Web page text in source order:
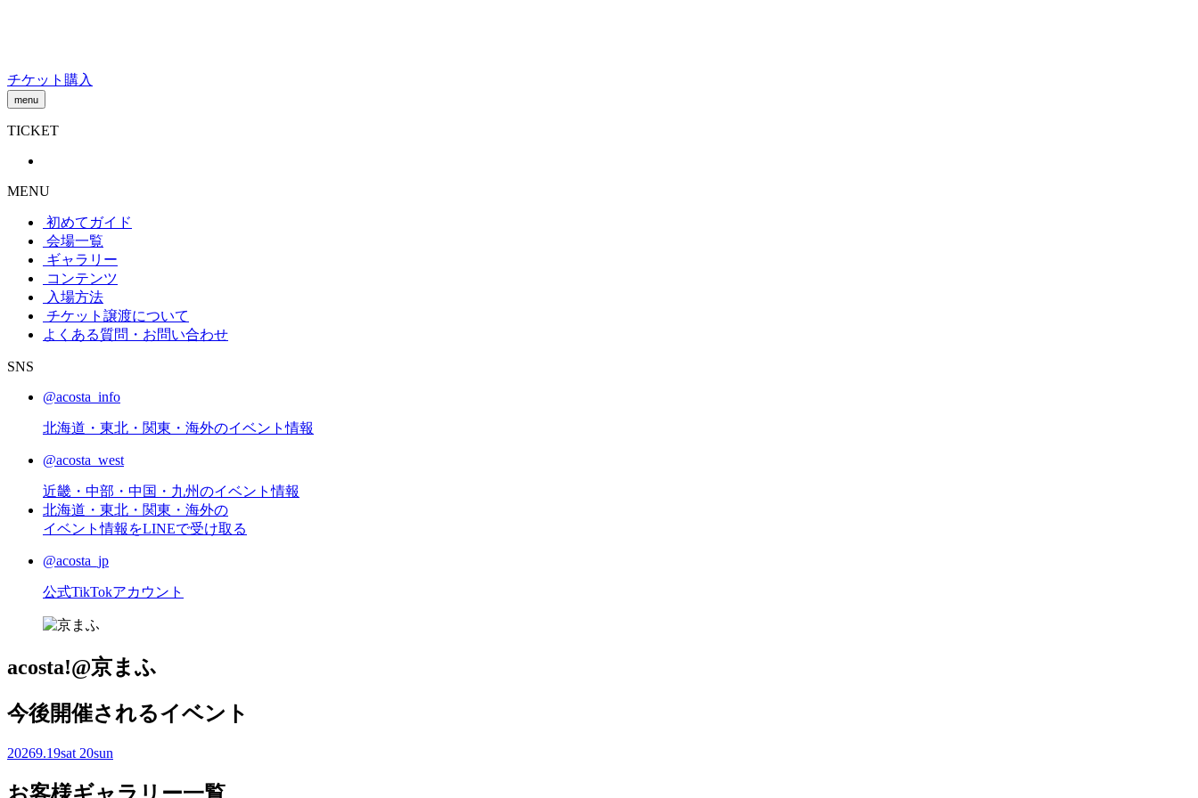
チケット購入
menu
TICKET
MENU
初めてガイド
会場一覧
ギャラリー
コンテンツ
入場方法
チケット譲渡について
よくある質問・お問い合わせ
SNS
@acosta_info
北海道・東北・関東・海外のイベント情報
@acosta_west
近畿・中部・中国・九州のイベント情報
北海道・東北・関東・海外の
イベント情報をLINEで受け取る
@acosta_jp
公式TikTokアカウント
acosta!@京まふ
今後開催されるイベント
20269.19sat 20sun
お客様ギャラリー一覧